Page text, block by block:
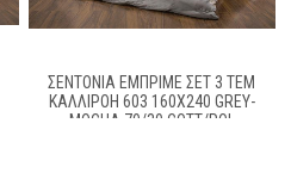
ΣΕΝΤΌΝΙΑ ΕΜΠΡΙΜΈ ΣΕΤ 3 ΤΕΜ
ΚΑΛΛΙΡΌΗ 603 160X240 GREY-
MOCHA 70/30 COTT/POL